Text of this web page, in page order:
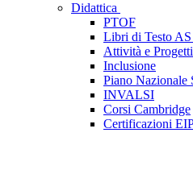
Didattica
PTOF
Libri di Testo
Attività e Progetti
Inclusione
Piano Nazionale
INVALSI
Corsi Cambridge
Certificazioni